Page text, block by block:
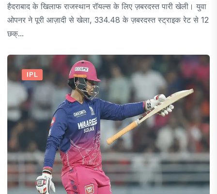
हैदराबाद के खिलाफ राजस्थान रॉयल्स के लिए ज़बरदस्त पारी खेली। युवा
ओपनर ने पूरी आज़ादी से खेला, 334.48 के ज़बरदस्त स्ट्राइक रेट से 12
छक्...
IPL